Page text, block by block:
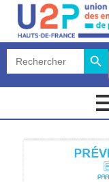
Search
for:
Search